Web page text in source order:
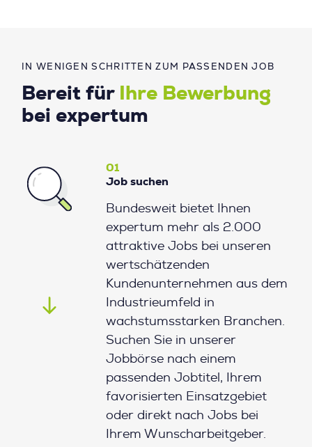
IN WENIGEN SCHRITTEN ZUM PASSENDEN JOB
Bereit für
Ihre Bewerbung
bei expertum
01
Job suchen
Bundesweit bietet Ihnen
expertum mehr als 2.000
attraktive Jobs bei unseren
wertschätzenden
Kundenunternehmen aus dem
Industrieumfeld in
wachstumsstarken Branchen.
Suchen Sie in unserer
Jobbörse nach einem
passenden Jobtitel, Ihrem
favorisierten Einsatzgebiet
oder direkt nach Jobs bei
Ihrem Wunscharbeitgeber.